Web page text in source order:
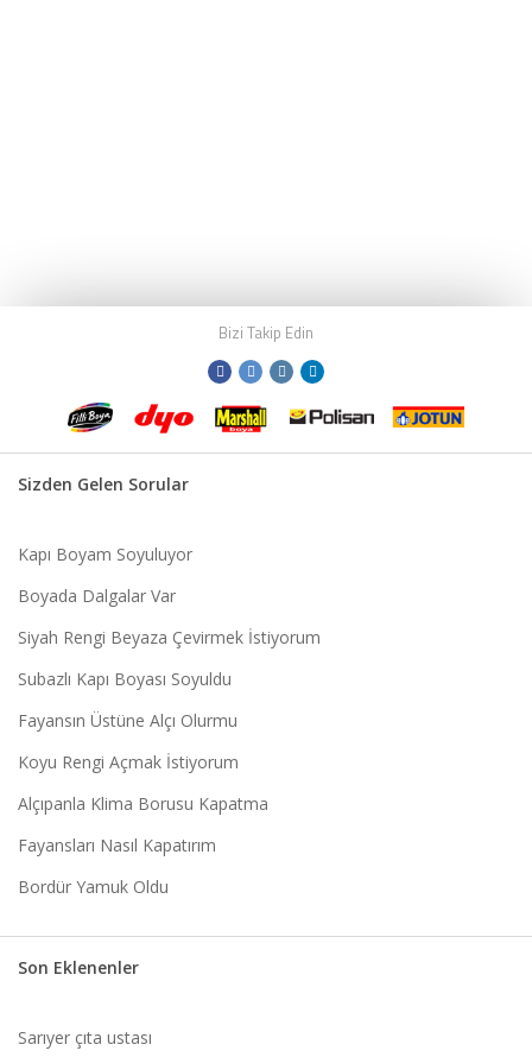
Bizi Takip Edin
Sizden Gelen Sorular
Kapı Boyam Soyuluyor
Boyada Dalgalar Var
Siyah Rengi Beyaza Çevirmek İstiyorum
Subazlı Kapı Boyası Soyuldu
Fayansın Üstüne Alçı Olurmu
Koyu Rengi Açmak İstiyorum
Alçıpanla Klima Borusu Kapatma
Fayansları Nasıl Kapatırım
Bordür Yamuk Oldu
Son Eklenenler
Sarıyer çıta ustası